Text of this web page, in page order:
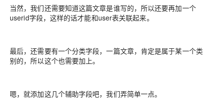
当然，我们还需要知道这篇文章是谁写的，所以还要再加一个
userid字段，这样的话才能和user表关联起来。
最后，还需要有一个分类字段，一篇文章，肯定是属于某一个类
别的，所以这个也需要加上。
嗯，就添加这几个辅助字段吧，我们弄简单一点。